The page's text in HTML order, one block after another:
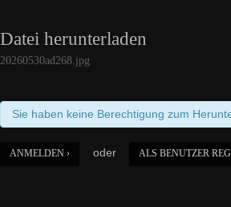
Datei herunterladen
20260530ad268.jpg
Sie haben keine Berechtigung zum
ANMELDEN › oder ALS BENUTZER